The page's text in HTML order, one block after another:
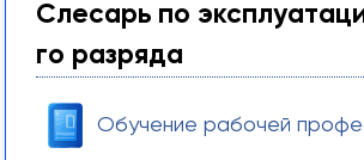
Слесарь по
го разряда
Обучение рабочей